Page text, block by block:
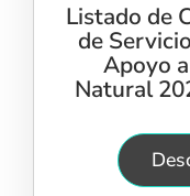
Listado de
de
Apoyo
Natural